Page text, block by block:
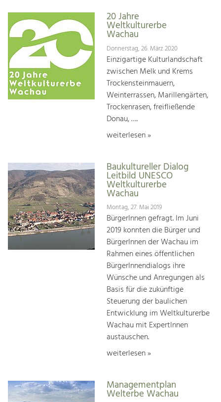
20 Jahre
Weltkulturerbe
Wachau
Donnerstag, 26. März 2020
Einzigartige Kulturlandschaft
zwischen Melk und Krems
Trockensteinmauern,
Weinterrassen, Marillengärten,
Trockenrasen, freifließende
Donau, ….
weiterlesen »
Baukultureller Dialog
Leitbild UNESCO
Weltkulturerbe
Wachau
Montag, 27. Mai 2019
BürgerInnen gefragt. Im Juni
2019 konnten die Bürger und
BürgerInnen der Wachau im
Rahmen eines öffentlichen
BürgerInnendialogs ihre
Wünsche und Anregungen als
Basis für die zukünftige
Steuerung der baulichen
Entwicklung im Weltkulturerbe
Wachau mit ExpertInnen
austauschen.
weiterlesen »
Managementplan
Welterbe Wachau